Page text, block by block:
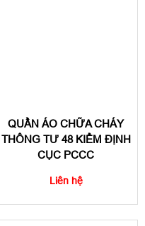
QUẦN ÁO CHỮA CHÁY
THÔNG TƯ 48 KIỂM ĐỊNH
CỤC PCCC
Liên hệ